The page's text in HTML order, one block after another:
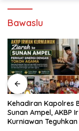
Bawaslu
Kapolres Baru di
AKBP Irwan
Teguhkan Sinergi